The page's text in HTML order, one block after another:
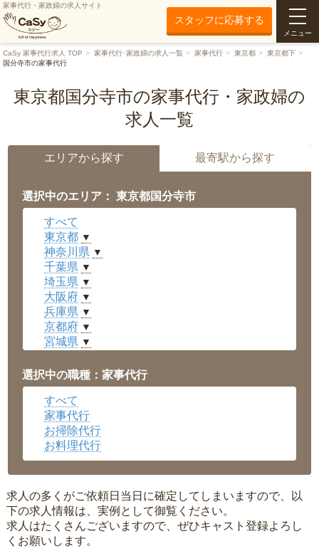
家事代行・家政婦の求人サイト
スタッフに応募する
メニュー
CaSy 家事代行求人 TOP 家事代行･家政婦の求人一覧 家事代行 東京都
東京都下
国分寺市の家事代行
東京都国分寺市の家事代行・家政婦の
求人一覧
エリアから探す 最寄駅から探す
選択中のエリア： 東京都国分寺市
すべて
東京都 ▼
神奈川県 ▼
千葉県 ▼
埼玉県 ▼
大阪府 ▼
兵庫県 ▼
京都府 ▼
宮城県 ▼
福井県 ▼
岡山県 ▼
広島県
沖縄県 ▼
選択中の職種：家事代行
すべて
家事代行
お掃除代行
お料理代行
求人の多くがご依頼日当日に確定してしまいますので、以
下の求人情報は、実例として御覧ください。
求人はたくさんございますので、ぜひキャスト登録よろし
くお願いします。